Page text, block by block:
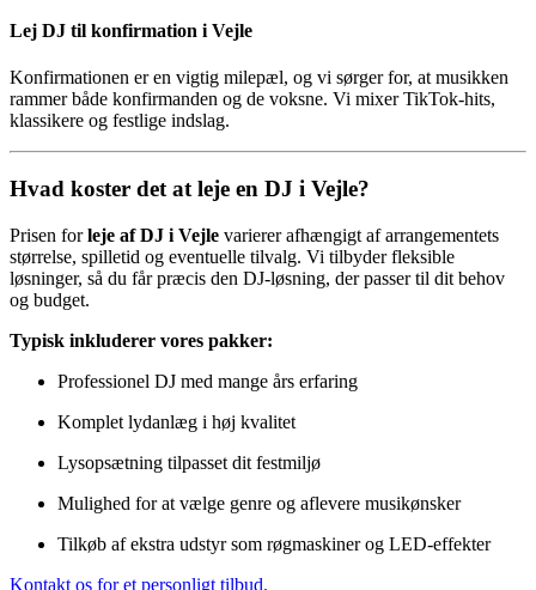
Lej DJ til konfirmation i Vejle
Konfirmationen er en vigtig milepæl, og vi sørger for, at musikken
rammer både konfirmanden og de voksne. Vi mixer TikTok-hits,
klassikere og festlige indslag.
Hvad koster det at leje en DJ i Vejle?
Prisen forleje af DJ i Vejle varierer afhængigt af arrangementets
størrelse, spilletid og eventuelle tilvalg. Vi tilbyder fleksible
løsninger, så du får præcis den DJ-løsning, der passer til dit behov
og budget.
Typisk inkluderer vores pakker:
Professionel DJ med mange års erfaring
Komplet lydanlæg i høj kvalitet
Lysopsætning tilpasset dit festmiljø
Mulighed for at vælge genre og aflevere musikønsker
Tilkøb af ekstra udstyr som røgmaskiner og LED-effekter
Kontakt os for et personligt tilbud.